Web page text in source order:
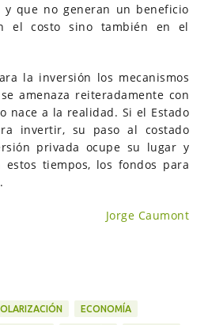
que no generan un beneficio
el costo sino también en el
la inversión los mecanismos
amenaza reiteradamente con
nace a la realidad. Si el Estado
invertir, su paso al costado
privada ocupe su lugar y
estos tiempos, los fondos para
Jorge Caumont
ECONOMÍA